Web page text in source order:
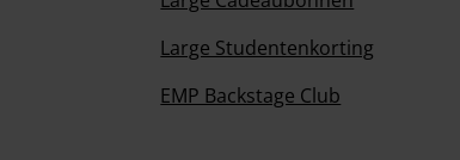
Large Studentenkorting
EMP Backstage Club